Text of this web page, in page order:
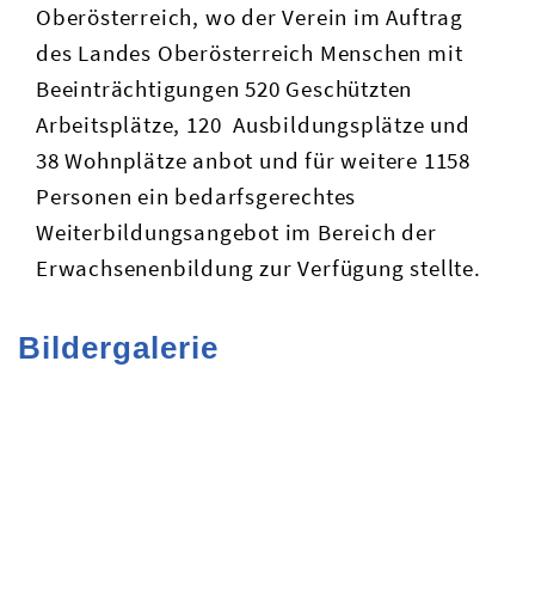
Oberösterreich, wo der Verein im Auftrag
des Landes Oberösterreich Menschen mit
Beeinträchtigungen 520 Geschützten
Arbeitsplätze, 120 Ausbildungsplätze und
38 Wohnplätze anbot und für weitere 1158
Personen ein bedarfsgerechtes
Weiterbildungsangebot im Bereich der
Erwachsenenbildung zur Verfügung stellte.
Bildergalerie